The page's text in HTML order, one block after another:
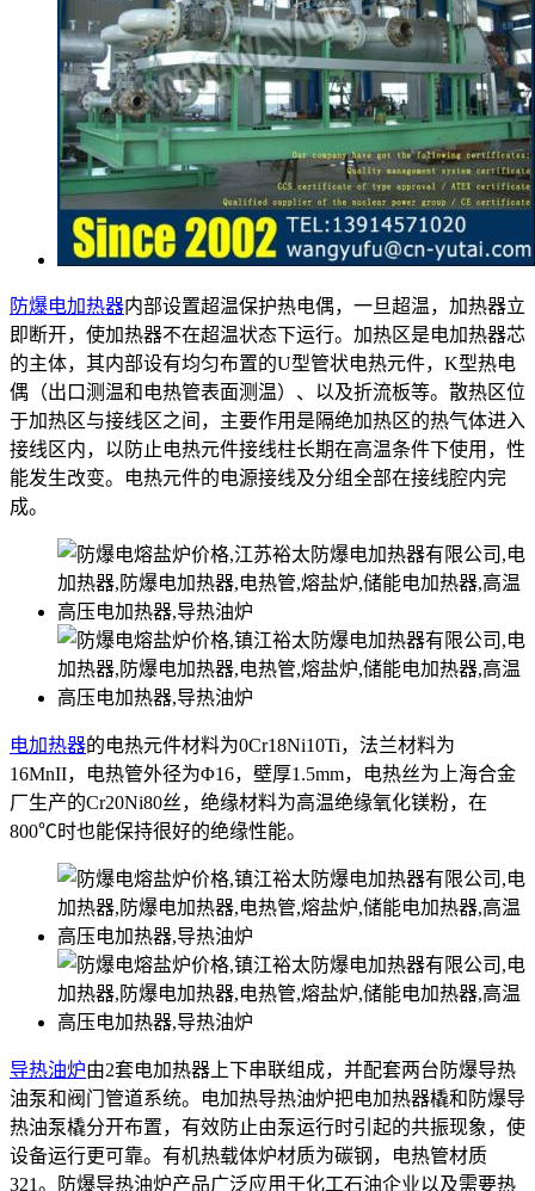
防爆电加热器内部设置超温保护热电偶，一旦超温，加热器立
即断开，使加热器不在超温状态下运行。加热区是电加热器芯
的主体，其内部设有均匀布置的U型管状电热元件，K型热电
偶（出口测温和电热管表面测温）、以及折流板等。散热区位
于加热区与接线区之间，主要作用是隔绝加热区的热气体进入
接线区内，以防止电热元件接线柱长期在高温条件下使用，性
能发生改变。电热元件的电源接线及分组全部在接线腔内完
成。
电加热器的电热元件材料为0Cr18Ni10Ti，法兰材料为
16MnII，电热管外径为Φ16，壁厚1.5mm，电热丝为上海合金
厂生产的Cr20Ni80丝，绝缘材料为高温绝缘氧化镁粉，在
800℃时也能保持很好的绝缘性能。
导热油炉由2套电加热器上下串联组成，并配套两台防爆导热
油泵和阀门管道系统。电加热导热油炉把电加热器橇和防爆导
热油泵橇分开布置，有效防止由泵运行时引起的共振现象，使
设备运行更可靠。有机热载体炉材质为碳钢，电热管材质
321。防爆导热油炉产品广泛应用于化工石油企业以及需要热